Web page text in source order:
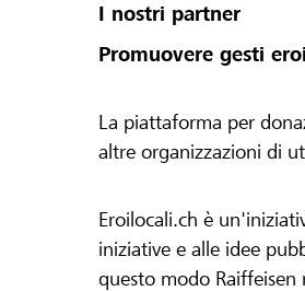
I nostri partner
Promuovere gesti
La piattaforma per
altre organizzazioni di
Eroilocali.ch è
iniziative e alle idee
questo modo